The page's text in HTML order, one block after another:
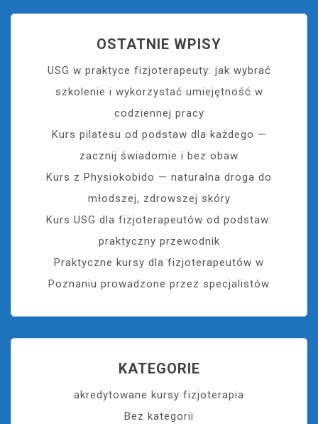
OSTATNIE WPISY
USG w praktyce fizjoterapeuty: jak wybrać
szkolenie i wykorzystać umiejętność w
codziennej pracy
Kurs pilatesu od podstaw dla każdego —
zacznij świadomie i bez obaw
Kurs z Physiokobido — naturalna droga do
młodszej, zdrowszej skóry
Kurs USG dla fizjoterapeutów od podstaw:
praktyczny przewodnik
Praktyczne kursy dla fizjoterapeutów w
Poznaniu prowadzone przez specjalistów
KATEGORIE
akredytowane kursy fizjoterapia
Bez kategorii